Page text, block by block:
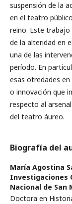
suspensión de la
en el teatro
reino. Este
de la alteridad en
una de las
período. En
esas otredades
o innovación que
respecto al
del teatro áureo.
Biografía del
María Agostina
Investigaciones
Nacional de San
Doctora en